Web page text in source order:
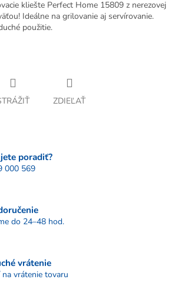
kliešte Perfect Home 15809 z nerezovej
Ideálne na grilovanie aj servírovanie.
použitie.
ZDIEĽAŤ
poradiť?
000 569
do 24–48 hod.
vrátenie
vrátenie tovaru